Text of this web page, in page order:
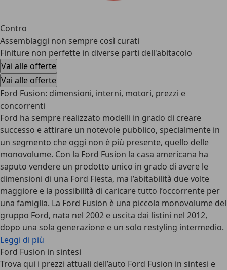
Contro
Assemblaggi non sempre così curati
Finiture non perfette in diverse parti dell'abitacolo
Vai alle offerte
Vai alle offerte
Ford Fusion: dimensioni, interni, motori, prezzi e
concorrenti
Ford ha sempre realizzato modelli in grado di creare
successo e attirare un notevole pubblico, specialmente in
un segmento che oggi non è più presente, quello delle
monovolume. Con la Ford Fusion la casa americana ha
saputo vendere un prodotto unico in grado di avere le
dimensioni di una Ford Fiesta, ma l’abitabilità due volte
maggiore e la possibilità di caricare tutto l’occorrente per
una famiglia. La Ford Fusion è una piccola monovolume del
gruppo Ford, nata nel 2002 e uscita dai listini nel 2012,
dopo una sola generazione e un solo restyling intermedio.
Leggi di più
Ford Fusion in sintesi
Trova qui i prezzi attuali dell’auto Ford Fusion in sintesi e